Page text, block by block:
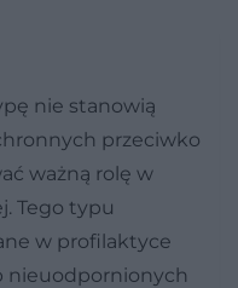
nie stanowią
przeciwko
ważną rolę w
Tego typu
w profilaktyce
nieuodpornionych